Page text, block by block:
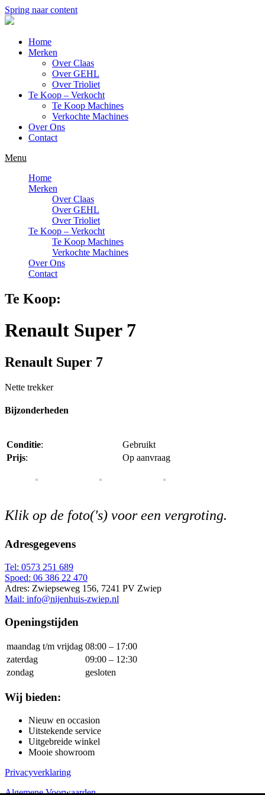
Spring naar content
Home
Merken
Over Claas
Over GEHL
Over Trioliet
Te Koop – Verkocht
Te Koop Machines
Verkochte Machines
Over Ons
Contact
Menu
Home
Merken
Over Claas
Over GEHL
Over Trioliet
Te Koop – Verkocht
Te Koop Machines
Verkochte Machines
Over Ons
Contact
Te Koop:
Renault Super 7
Renault Super 7
Nette trekker
Bijzonderheden
Conditie:
Gebruikt
Prijs: Op aanvraag
Klik op de foto('s) voor een vergroting.
Adresgegevens
Tel: 0573 251 689
Spoed: 06 386 22 470
Adres: Zwiepseweg 156, 7241 PV Zwiep
Mail: info@nijenhuis-zwiep.nl
Openingstijden
maandag t/m vrijdag 08:00 – 17:00
zaterdag
09:00 – 12:30
zondag
gesloten
Wij bieden:
Nieuw en occasion
Uitstekende service
Uitgebreide winkel
Mooie showroom
Privacyverklaring
Algemene Voorwaarden